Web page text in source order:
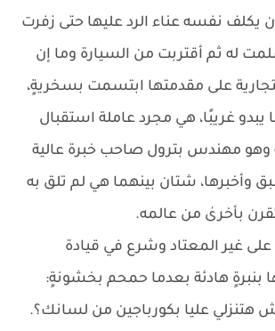
يكلف نفسه عناء الرد عليها حتى زفرت
له ثم أقتربت من السيارة وما إن
على مقدمتها ابتسمت بسخريةٍ،
يبدو غريبًا، هي مجرد عاملة استقبال
وهو مهندس بترول صاحب خبرة عالية
وأخبرها، شتان بينهما هي لم تلق به
بأخرىٰ من عالمه.
غير المعتاد وشرع في قيادة
بنبرةٍ هادئة بعدما حمحم بخشونةٍ:
هتنزلي عليا بكورباجين من لسانك؟.